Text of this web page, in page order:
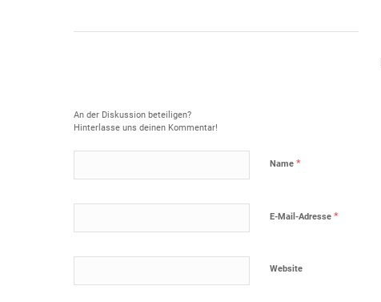
An der Diskussion beteiligen?
Hinterlasse uns deinen Kommentar!
Name *
E-Mail-Adresse *
Website